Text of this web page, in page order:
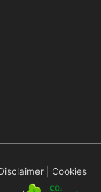
Cookies